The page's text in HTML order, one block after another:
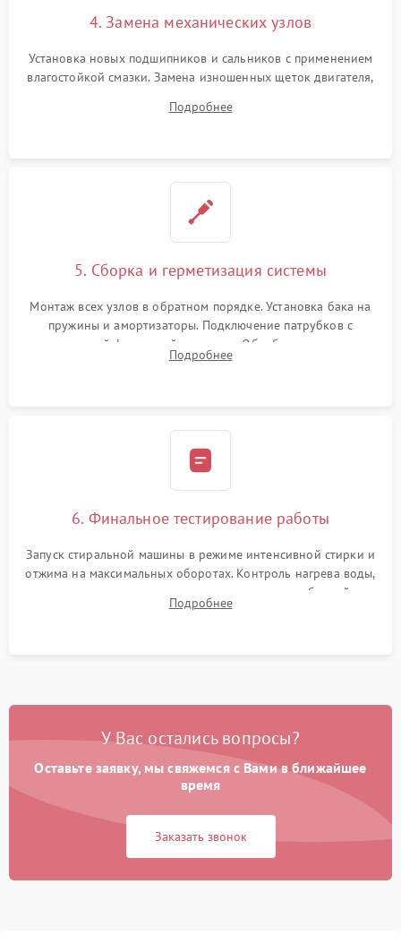
4. Замена механических узлов
Установка новых подшипников и сальников с применением
влагостойкой смазки. Замена изношенных щеток двигателя,
или поврежденной резиновой манжеты.
Подробнее
5. Сборка и герметизация системы
Монтаж всех узлов в обратном порядке. Установка бака на
пружины и амортизаторы. Подключение патрубков с
надежной фиксацией хомутами. Обработка стыков
герметиком для предотвращения возможных протечек воды.
Подробнее
6. Финальное тестирование работы
Запуск стиральной машины в режиме интенсивной стирки и
отжима на максимальных оборотах. Контроль нагрева воды,
корректности слива, отсутствия излишних вибраций,
посторонних стуков и протечек под корпусом.
Подробнее
У Вас остались вопросы?
Оставьте заявку, мы свяжемся с Вами в ближайшее
время
Заказать звонок